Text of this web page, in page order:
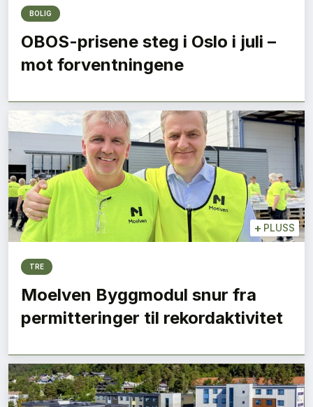
BOLIG
OBOS-prisene steg i Oslo i juli –
mot forventningene
+ PLUSS
TRE
Moelven Byggmodul snur fra
permitteringer til rekordaktivitet